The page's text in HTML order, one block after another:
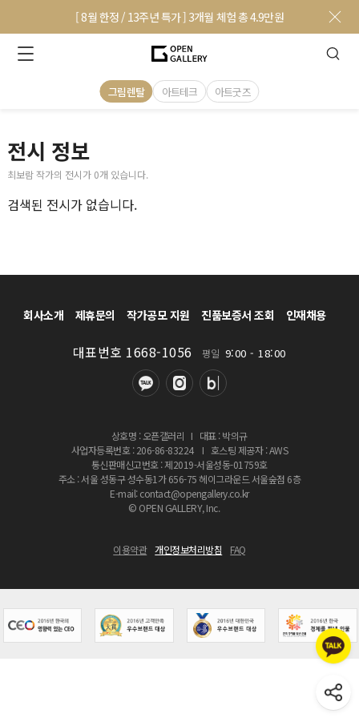
[ 8월 한정 / 13주년 특가 ] 3개월 체험 총 4.9만원
그림렌탈 아트테크 아트굿즈
전시 정보
최보람 작가의 전시가 0개 있습니다.
검색된 전시가 없습니다.
회사소개 제휴문의 작가공모 지원 진품보증서 조회 인재채용
대표번호 1668-1056 평일 9:00 - 18:00
상호명 : 오픈갤러리 I 대표 : 박의규
사업자등록번호 : 206-86-83224
I 호스팅 제공자 : AWS
통신판매신고번호 : 제2019-서울성동-01759호
주소 : 서울 성동구 성수동1가 656-75 헤이그라운드 서울숲점 6층
E-mail: contact@opengallery.co.kr
© OPEN GALLERY, Inc.
이용약관 개인정보처리방침 FAQ